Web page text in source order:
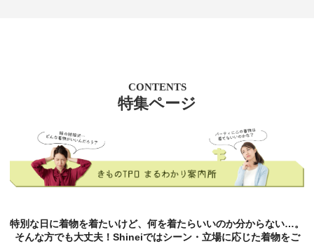
CONTENTS
特集ページ
特別な日に着物を着たいけど、何を着たらいいのか分からない…。
そんな方でも大丈夫！Shineiではシーン・立場に応じた着物をご